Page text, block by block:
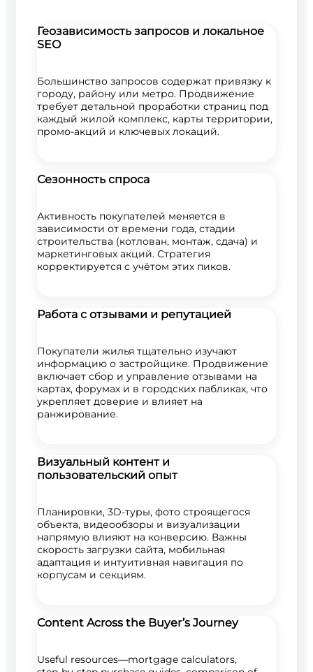
Геозависимость запросов и локальное
SEO
Большинство запросов содержат привязку к
городу, району или метро. Продвижение
требует детальной проработки страниц под
каждый жилой комплекс, карты территории,
промо-акций и ключевых локаций.
Сезонность спроса
Активность покупателей меняется в
зависимости от времени года, стадии
строительства (котлован, монтаж, сдача) и
маркетинговых акций. Стратегия
корректируется с учётом этих пиков.
Работа с отзывами и репутацией
Покупатели жилья тщательно изучают
информацию о застройщике. Продвижение
включает сбор и управление отзывами на
картах, форумах и в городских пабликах, что
укрепляет доверие и влияет на
ранжирование.
Визуальный контент и
пользовательский опыт
Планировки, 3D-туры, фото строящегося
объекта, видеообзоры и визуализации
напрямую влияют на конверсию. Важны
скорость загрузки сайта, мобильная
адаптация и интуитивная навигация по
корпусам и секциям.
Content Across the Buyer’s Journey
Useful resources—mortgage calculators,